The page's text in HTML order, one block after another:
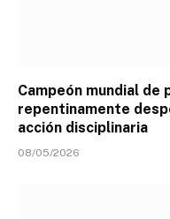
Campeón mundial de
repentinamente
acción disciplinaria
08/05/2026